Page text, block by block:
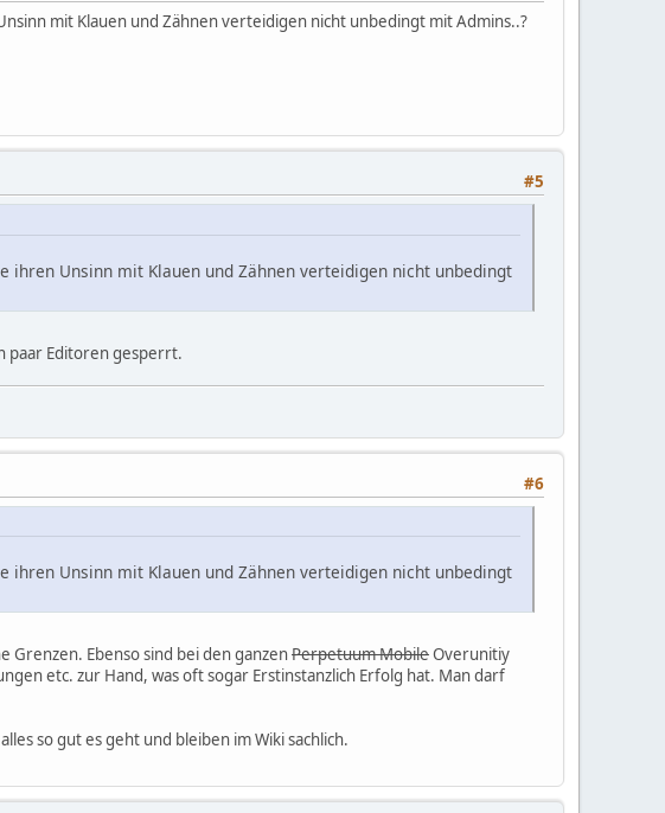
mit Klauen und Zähnen verteidigen nicht unbedingt mit Admins..?
#5
ihren Unsinn mit Klauen und Zähnen verteidigen nicht unbedingt
paar Editoren gesperrt.
#6
ihren Unsinn mit Klauen und Zähnen verteidigen nicht unbedingt
Grenzen. Ebenso sind bei den ganzenPerpetuum MobileOverunitiy
etc. zur Hand, was oft sogar Erstinstanzlich Erfolg hat. Man darf
so gut es geht und bleiben im Wiki sachlich.